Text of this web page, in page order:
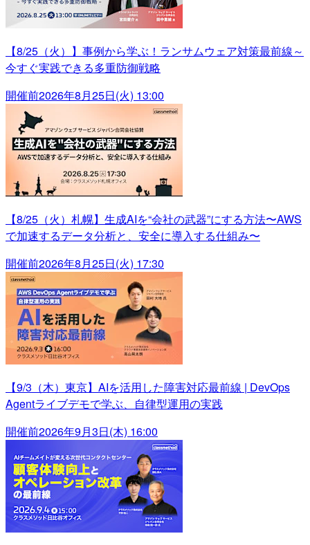
【8/25（火）】事例から学ぶ！ランサムウェア対策最前線～
今すぐ実践できる多重防御戦略
開催前2026年8月25日(火) 13:00
【8/25（火）札幌】生成AIを“会社の武器”にする方法〜AWS
で加速するデータ分析と、安全に導入する仕組み〜
開催前2026年8月25日(火) 17:30
【9/3（木）東京】AIを活用した障害対応最前線 | DevOps
Agentライブデモで学ぶ、自律型運用の実践
開催前2026年9月3日(木) 16:00